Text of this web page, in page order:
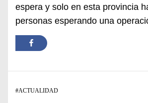
espera y solo en esta provincia
personas esperando una
#ACTUALIDAD